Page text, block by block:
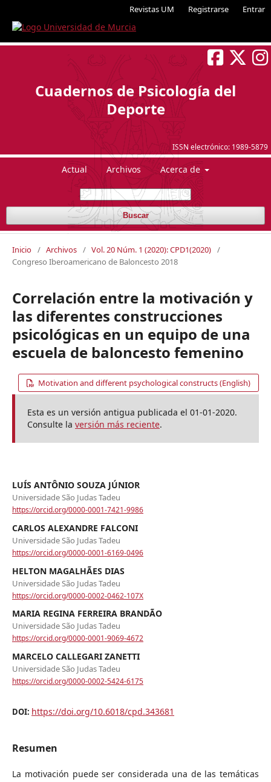
Revistas UM Registrarse Entrar
ISSN electrónico: 1989-5879
Cuadernos de Psicología del
Deporte
Actual Archivos Acerca de
Buscar
Inicio / Archivos / Vol. 20 Núm. 1 (2020): CPD1(2020) /
Congreso Iberoamericano de Baloncesto 2018
Correlación entre la motivación y
las diferentes construcciones
psicológicas en un equipo de una
escuela de baloncesto femenino
Motivation and different psychological constructs (English)
Esta es un versión antigua publicada el 01-01-2020.
Consulte la versión más reciente.
LUÍS ANTÔNIO SOUZA JÚNIOR
Universidade São Judas Tadeu
https://orcid.org/0000-0001-7421-9986
CARLOS ALEXANDRE FALCONI
Universidade São Judas Tadeu
https://orcid.org/0000-0001-6169-0496
HELTON MAGALHÃES DIAS
Universidade São Judas Tadeu
https://orcid.org/0000-0002-0462-107X
MARIA REGINA FERREIRA BRANDÃO
Universidade São Judas Tadeu
https://orcid.org/0000-0001-9069-4672
MARCELO CALLEGARI ZANETTI
Universidade São Judas Tadeu
https://orcid.org/0000-0002-5424-6175
DOI: https://doi.org/10.6018/cpd.343681
Resumen
La motivación puede ser considerada una de las temáticas